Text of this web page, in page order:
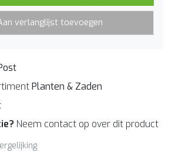
verlanglijst toevoegen
Planten & Zaden
Neem contact op over dit product